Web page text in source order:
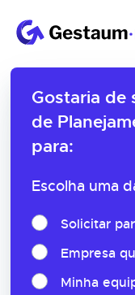
Gostaria de
de
para:
Escolha uma
Solicitar
Empresa
Minha